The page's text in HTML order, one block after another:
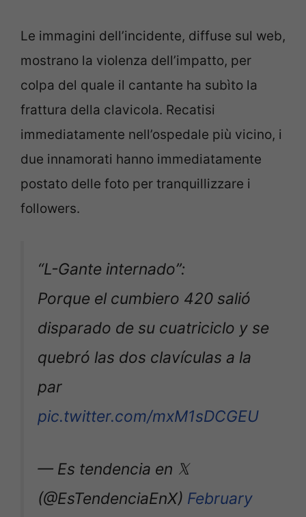
Le immagini dell’incidente, diffuse sul web,
mostrano la violenza dell’impatto, per
colpa del quale il cantante ha subìto la
frattura della clavicola. Recatisi
immediatamente nell’ospedale più vicino, i
due innamorati hanno immediatamente
postato delle foto per tranquillizzare i
followers.
“L-Gante internado”:
Porque el cumbiero 420 salió
disparado de su cuatriciclo y se
quebró las dos clavículas a la
par
pic.twitter.com/mxM1sDCGEU
— Es tendencia en 𝕏
(@EsTendenciaEnX) February